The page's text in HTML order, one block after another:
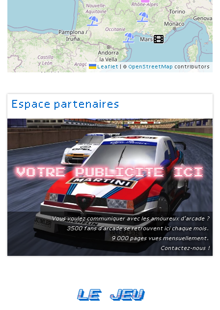
Leaflet © OpenStreetMap contributors
Espace partenaires
Votre publicite ici
Vous voulez communiquer avec les amoureux d'arcade ?
3500 fans d'arcade se retrouvent ici chaque mois.
9 000 pages vues mensuellement.
Contactez-nous !
Le Jeu